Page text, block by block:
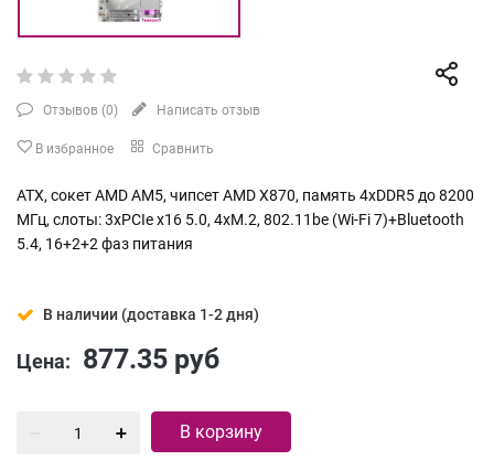
Отзывов (0) Написать отзыв
В избранное Сравнить
ATX, сокет AMD AM5, чипсет AMD X870, память 4xDDR5 до 8200
МГц, слоты: 3xPCIe x16 5.0, 4xM.2, 802.11be (Wi-Fi 7)+Bluetooth
5.4, 16+2+2 фаз питания
В наличии (доставка 1-2 дня)
Цена: 877.35 руб
В корзину